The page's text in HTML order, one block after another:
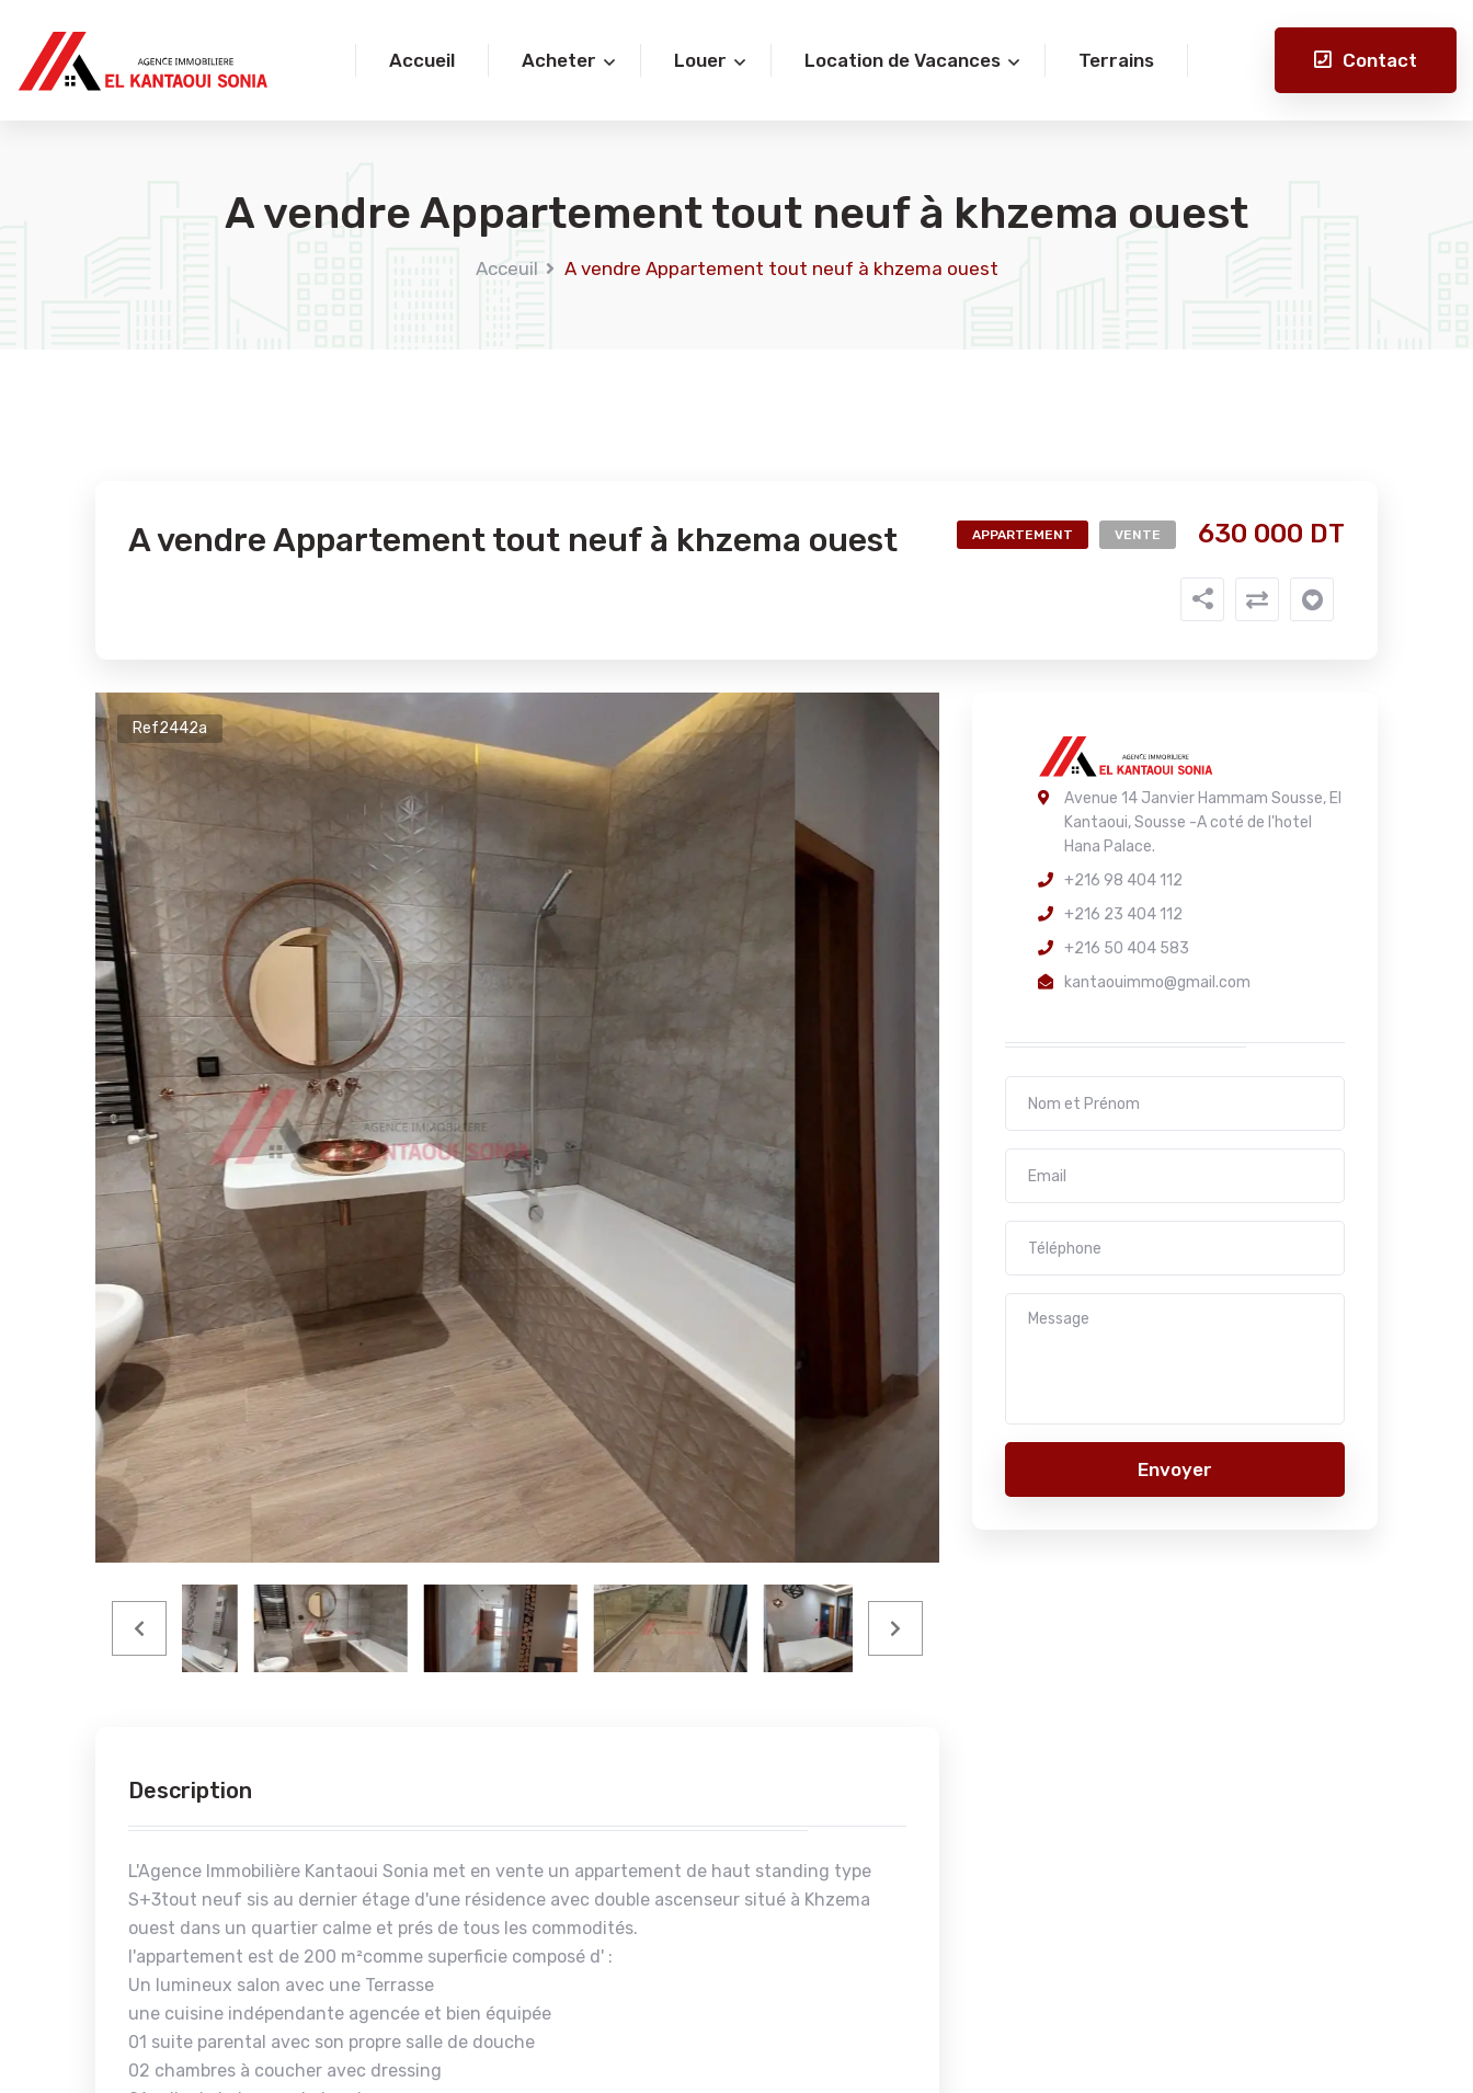
Accueil Acheter Louer Location de Vacances Terrains Contact
A vendre Appartement tout neuf à khzema ouest
Acceuil A vendre Appartement tout neuf à khzema ouest
A vendre Appartement tout neuf à khzema ouest APPARTEMENT VENTE 630 000 DT
Ref2442a
Description
L'Agence Immobilière Kantaoui Sonia met en vente un appartement de haut standing type
S+3tout neuf sis au dernier étage d'une résidence avec double ascenseur situé à Khzema
ouest dans un quartier calme et prés de tous les commodités.
l'appartement est de 200 m²comme superficie composé d' :
Un lumineux salon avec une Terrasse
une cuisine indépendante agencée et bien équipée
01 suite parental avec son propre salle de douche
02 chambres à coucher avec dressing
Avenue 14 Janvier Hammam Sousse, El
Kantaoui, Sousse -A coté de l'hotel
Hana Palace.
+216 98 404 112
+216 23 404 112
+216 50 404 583
kantaouimmo@gmail.com
Envoyer